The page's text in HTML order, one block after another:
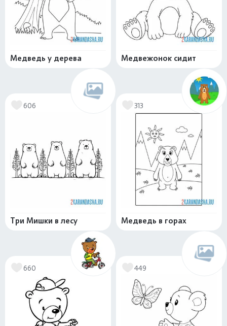
Медведь у дерева Медвежонок сидит
606
Три Мишки в лесу
313
Медведь в горах
660 449